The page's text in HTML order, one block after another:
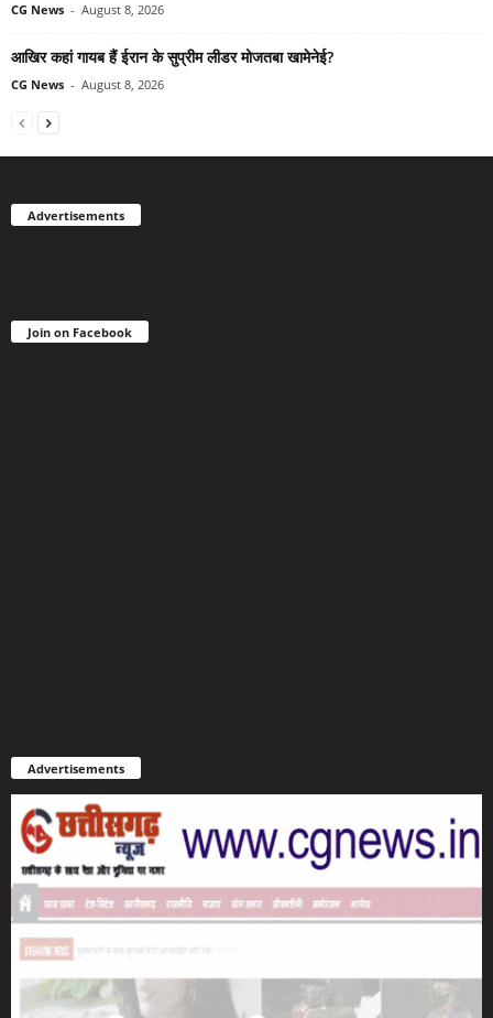
CG News - August 8, 2026
आखिर कहां गायब हैं ईरान के सुप्रीम लीडर मोजतबा खामेनेई?
CG News - August 8, 2026
Advertisements
Join on Facebook
Advertisements